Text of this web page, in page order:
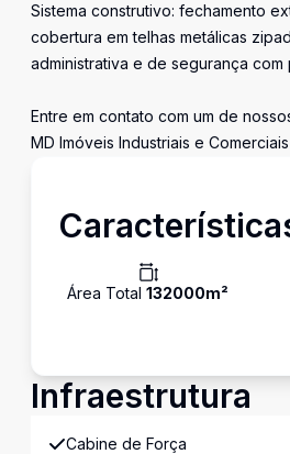
Sistema construtivo: fechamento
cobertura em telhas metálicas
administrativa e de segurança
Entre em contato com um de
MD Imóveis Industriais e Comerciais
Área Total 132000m²
Infraestrutura
Cabine de Força